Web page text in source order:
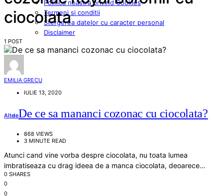
Politica noastra privind Cookies
Termeni si conditii
Stergerea datelor cu caracter personal
Disclaimer
ciocolata
1 POST
EMILIA GRECU
IULIE 13, 2020
AlteleDe ce sa mananci cozonac cu ciocolata?
868 VIEWS
3 MINUTE READ
Atunci cand vine vorba despre ciocolata, nu toata lumea
imbratiseaza cu drag ideea de a manca ciocolata, deoarece…
0 SHARES
0
0